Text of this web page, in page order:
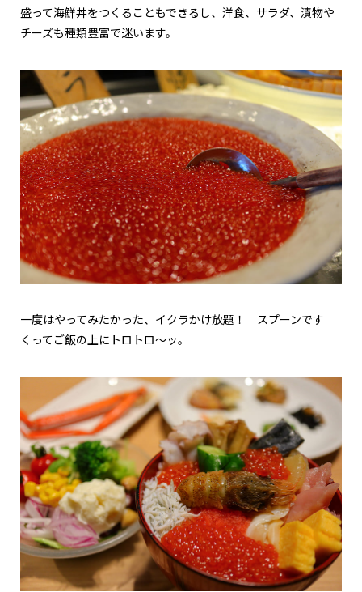
盛って海鮮丼をつくることもできるし、洋食、サラダ、漬物や
チーズも種類豊富で迷います。
一度はやってみたかった、イクラかけ放題！ スプーンです
くってご飯の上にトロトロ～ッ。